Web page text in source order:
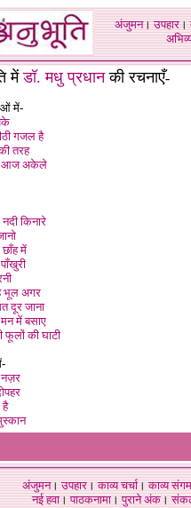
अंजुमन।उपहार।
मेंडॉ. मधु प्रधानकी रचनाएँ-
में-
गजल है
तरह
आज अकेले
किनारे
में
भूल अगर
दूर जाना
में बसाए
फूलों की घाटी
है
अंजुमन।उपहार।काव्य चर्चा।काव्य संगम
नई हवा। पाठकनामा। पुराने अंक।